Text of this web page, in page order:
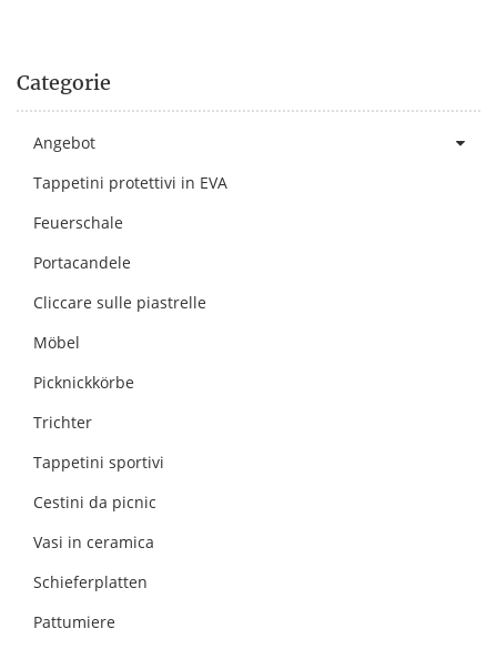
Categorie
Angebot
Tappetini protettivi in EVA
Feuerschale
Portacandele
Cliccare sulle piastrelle
Möbel
Picknickkörbe
Trichter
Tappetini sportivi
Cestini da picnic
Vasi in ceramica
Schieferplatten
Pattumiere